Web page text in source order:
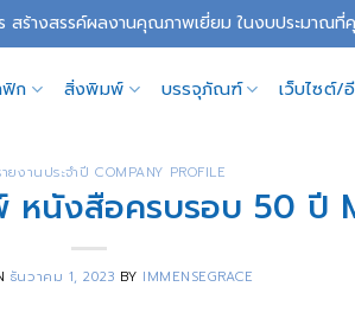
สร้างสรรค์ผลงานคุณภาพเยี่ยม ในงบประมาณ
ฟิก สิ่งพิมพ์ บรรจุภัณฑ์ เว็บไซต์/
ยงานประจำปี COMPANY PROFILE
นังสือครบรอบ 50 ปี
ธันวาคม 1, 2023 BY IMMENSEGRACE